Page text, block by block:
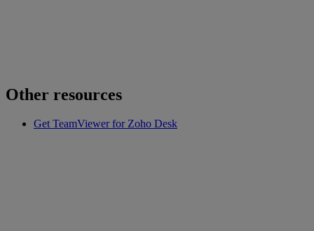
Other resources
Get TeamViewer for Zoho Desk